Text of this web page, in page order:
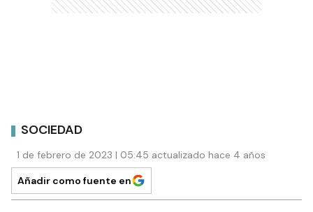
SOCIEDAD
1 de febrero de 2023 | 05:45 actualizado hace 4 años
Añadir como fuente en